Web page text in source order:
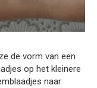
de vorm van een
op het kleinere
naar